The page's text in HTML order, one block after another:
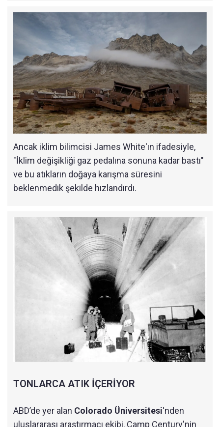
Ancak iklim bilimcisi James White'ın ifadesiyle,
"İklim değişikliği gaz pedalına sonuna kadar bastı"
ve bu atıkların doğaya karışma süresini
beklenmedik şekilde hızlandırdı.
TONLARCA ATIK İÇERİYOR
ABD’de yer alan Colorado Üniversitesi'nden
uluslararası araştırmacı ekibi, Camp Century'nin